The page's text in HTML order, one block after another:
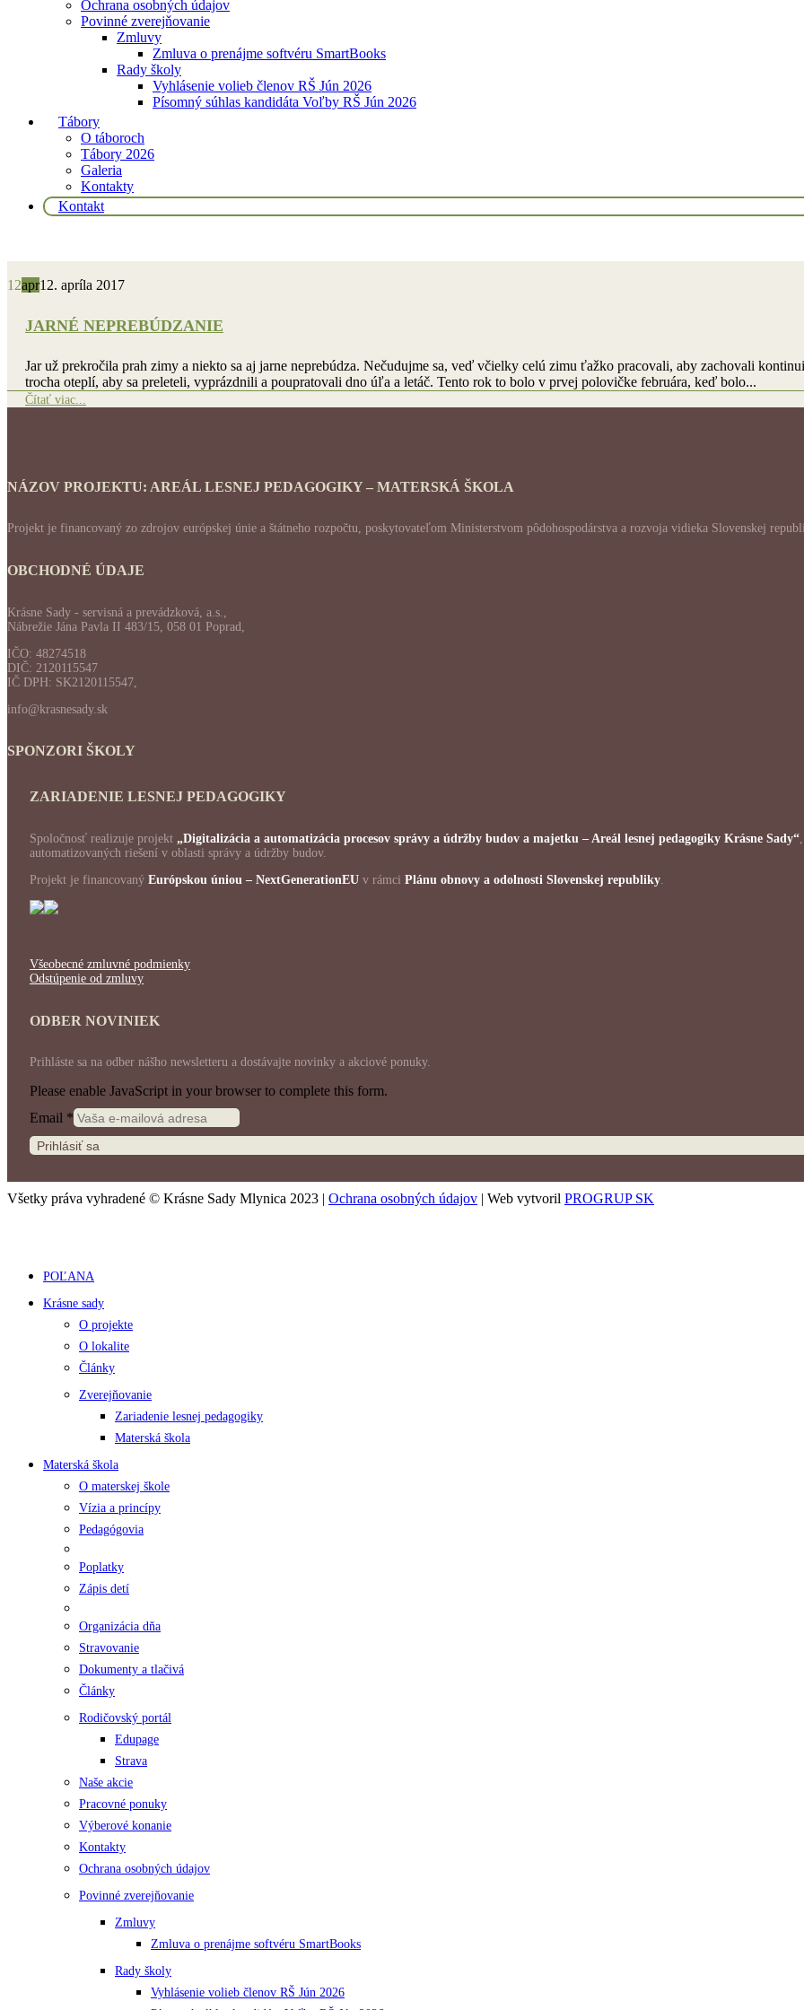
Ochrana osobných údajov
Povinné zverejňovanie
Zmluvy
Zmluva o prenájme softvéru SmartBooks
Rady školy
Vyhlásenie volieb členov RŠ Jún 2026
Písomný súhlas kandidáta Voľby RŠ Jún 2026
Tábory
O táboroch
Tábory 2026
Galeria
Kontakty
Kontakt
12apr12. apríla 2017
JARNÉ NEPREBÚDZANIE
Jar už prekročila prah zimy a niekto sa aj jarne neprebúdza. Nečudujme sa, veď včielky celú zimu ťažko pracovali, aby zachovali
trocha oteplí, aby sa preleteli, vyprázdnili a poupratovali dno úľa a letáč. Tento rok to bolo v prvej polovičke februára, keď bolo...
Čítať viac...
NÁZOV PROJEKTU: AREÁL LESNEJ PEDAGOGIKY – MATERSKÁ ŠKOLA
Projekt je financovaný zo zdrojov európskej únie a štátneho rozpočtu, poskytovateľom Ministerstvom pôdohospodárstva a rozvoja vidieka Slovenskej
OBCHODNÉ ÚDAJE
Krásne Sady - servisná a prevádzková, a.s.,
Nábrežie Jána Pavla II 483/15, 058 01 Poprad,
IČO: 48274518
DIČ: 2120115547
IČ DPH: SK2120115547,
info@krasnesady.sk
SPONZORI ŠKOLY
ZARIADENIE LESNEJ PEDAGOGIKY
Spoločnosť realizuje projekt „Digitalizácia a automatizácia procesov správy a údržby budov a majetku – Areál lesnej pedagogiky Krásne Sady“
automatizovaných riešení v oblasti správy a údržby budov.
Projekt je financovaný Európskou úniou – NextGenerationEU v rámci Plánu obnovy a odolnosti Slovenskej republiky
Všeobecné zmluvné podmienky
Odstúpenie od zmluvy
ODBER NOVINIEK
Prihláste sa na odber nášho newsletteru a dostávajte novinky a akciové ponuky.
Please enable JavaScript in your browser to complete this form.
Email *
Prihlásiť sa
Všetky práva vyhradené © Krásne Sady Mlynica 2023 | Ochrana osobných údajov | Web vytvoril PROGRUP SK
POĽANA
Krásne sady
O projekte
O lokalite
Články
Zverejňovanie
Zariadenie lesnej pedagogiky
Materská škola
Materská škola
O materskej škole
Vízia a princípy
Pedagógovia
Poplatky
Zápis detí
Organizácia dňa
Stravovanie
Dokumenty a tlačivá
Články
Rodičovský portál
Edupage
Strava
Naše akcie
Pracovné ponuky
Výberové konanie
Kontakty
Ochrana osobných údajov
Povinné zverejňovanie
Zmluvy
Zmluva o prenájme softvéru SmartBooks
Rady školy
Vyhlásenie volieb členov RŠ Jún 2026